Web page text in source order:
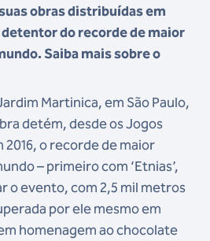
obras distribuídas em
do recorde de maior
Saiba mais sobre o
Martinica, em São Paulo,
detém, desde os Jogos
2016, o recorde de maior
– primeiro com ‘Etnias’,
o evento, com 2,5 mil metros
por ele mesmo em
homenagem ao chocolate